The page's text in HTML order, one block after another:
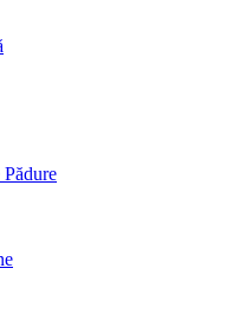
Pădure